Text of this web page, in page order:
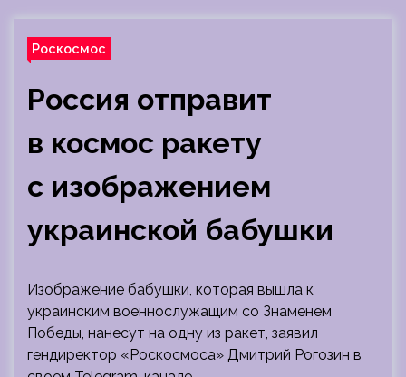
Роскосмос
Россия отправит
в космос ракету
с изображением
украинской бабушки
Изображение бабушки, которая вышла к
украинским военнослужащим со Знаменем
Победы, нанесут на одну из ракет, заявил
гендиректор «Роскосмоса» Дмитрий Рогозин в